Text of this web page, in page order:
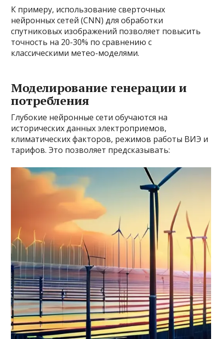
К примеру, использование сверточных
нейронных сетей (CNN) для обработки
спутниковых изображений позволяет повысить
точность на 20-30% по сравнению с
классическими метео-моделями.
Моделирование генерации и
потребления
Глубокие нейронные сети обучаются на
исторических данных электроприемов,
климатических факторов, режимов работы ВИЭ и
тарифов. Это позволяет предсказывать: